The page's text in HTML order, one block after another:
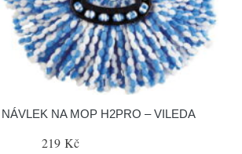
NA MOP H2PRO – VILEDA
219 Kč